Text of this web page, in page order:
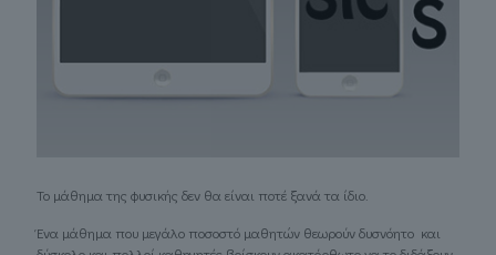
Το μάθημα της φυσικής δεν θα είναι ποτέ ξανά τα ίδιο.
Ένα μάθημα που μεγάλο ποσοστό μαθητών θεωρούν δυσνόητο και